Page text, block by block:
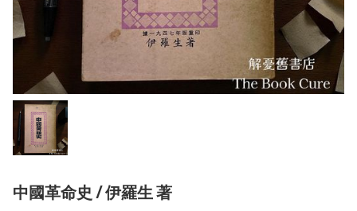
中國革命史 / 伊羅生 著